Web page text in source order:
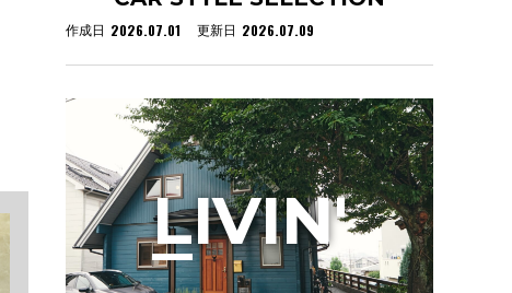
作成日 2026.07.01 更新日 2026.07.09
LIVIN'